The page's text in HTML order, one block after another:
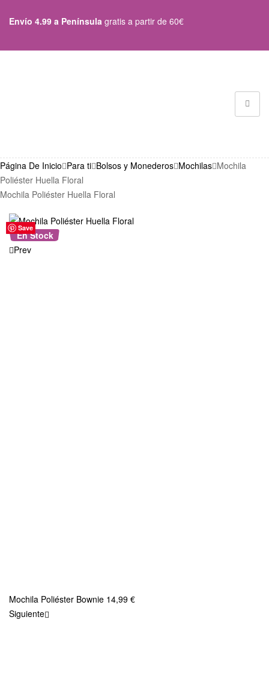
Envío 4.99 a Península gratis a partir de 60€
Página De Inicio Para ti Bolsos y Monederos Mochilas Mochila
Poliéster Huella Floral
Mochila Poliéster Huella Floral
Save
En Stock
Prev
Mochila Poliéster Bownie 14,99 €
Siguiente
Save
Save
Save
Save
Save